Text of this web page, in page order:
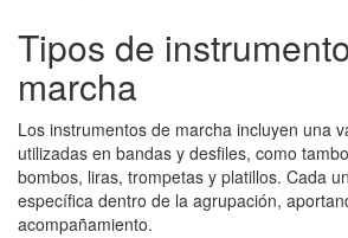
Tipos de
marcha
Los instrumentos de marcha incluyen una
utilizadas en bandas y desfiles, como
bombos, liras, trompetas y platillos. Cada
específica dentro de la agrupación,
acompañamiento.